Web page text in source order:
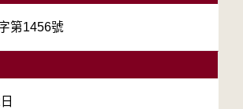
第1456號